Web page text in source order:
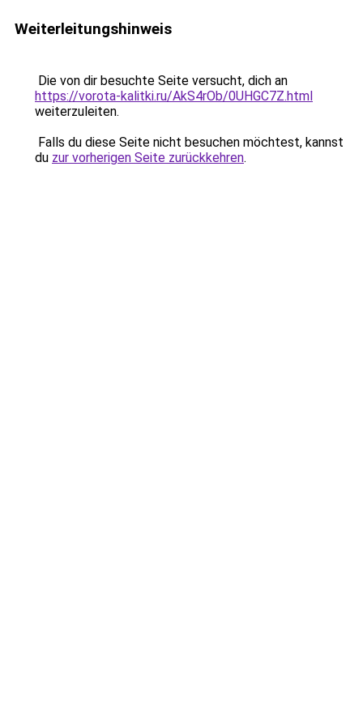
Weiterleitungshinweis
Die von dir besuchte Seite versucht, dich an
https://vorota-kalitki.ru/AkS4rOb/0UHGC7Z.html
weiterzuleiten.
Falls du diese Seite nicht besuchen möchtest, kannst
du zur vorherigen Seite zurückkehren.